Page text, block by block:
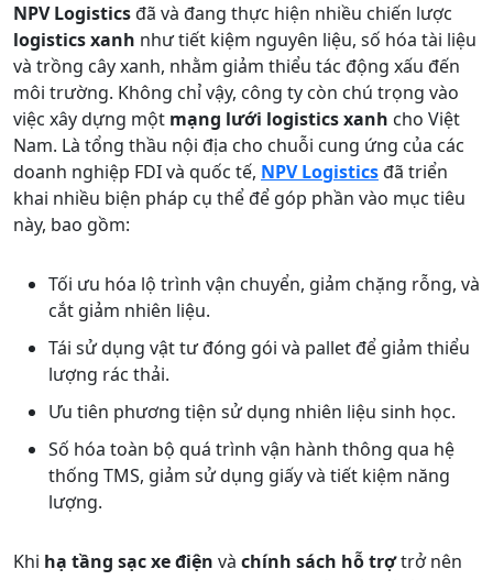
NPV Logisticsđã và đang thực hiện nhiều chiến lược
logistics xanh như tiết kiệm nguyên liệu, số hóa tài liệu
và trồng cây xanh, nhằm giảm thiểu tác động xấu đến
môi trường. Không chỉ vậy, công ty còn chú trọng vào
việc xây dựng một mạng lưới logistics xanh cho Việt
Nam. Là tổng thầu nội địa cho chuỗi cung ứng của các
doanh nghiệp FDI và quốc tế, NPV Logisticsđã triển
khai nhiều biện pháp cụ thể để góp phần vào mục tiêu
này, bao gồm:
Tối ưu hóa lộ trình vận chuyển, giảm chặng rỗng, và
cắt giảm nhiên liệu.
Tái sử dụng vật tư đóng gói và pallet để giảm thiểu
lượng rác thải.
Ưu tiên phương tiện sử dụng nhiên liệu sinh học.
Số hóa toàn bộ quá trình vận hành thông qua hệ
thống TMS, giảm sử dụng giấy và tiết kiệm năng
lượng.
Khi hạ tầng sạc xe điện và chính sách hỗ trợtrở nên